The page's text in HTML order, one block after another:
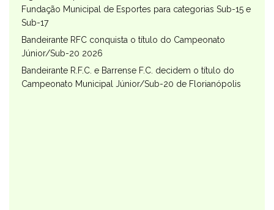
Fundação Municipal de Esportes para categorias Sub-15 e
Sub-17
Bandeirante RFC conquista o título do Campeonato
Júnior/Sub-20 2026
Bandeirante R.F.C. e Barrense F.C. decidem o título do
Campeonato Municipal Júnior/Sub-20 de Florianópolis